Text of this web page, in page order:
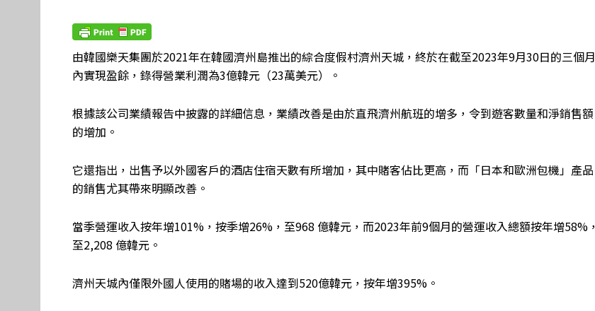
由韓國樂天集團於2021年在韓國濟州島推出的綜合度假村濟州天城，終於在截至2023年9月30日的三個月
內實現盈餘，錄得營業利潤為3億韓元（23萬美元）。
根據該公司業績報告中披露的詳細信息，業績改善是由於直飛濟州航班的增多，令到遊客數量和淨銷售額
的增加。
它還指出，出售予以外國客戶的酒店住宿天數有所增加，其中賭客佔比更高，而「日本和歐洲包機」產品
的銷售尤其帶來明顯改善。
當季營運收入按年增101%，按季增26%，至968 億韓元，而2023年前9個月的營運收入總額按年增58%，
至2,208 億韓元。
濟州天城內僅限外國人使用的賭場的收入達到520億韓元，按年增395%。